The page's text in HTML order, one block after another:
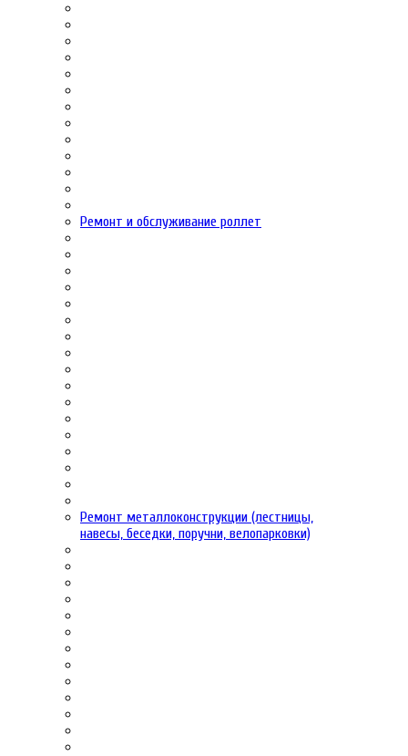
Ремонт и обслуживание роллет
Ремонт металлоконструкции (лестницы,
навесы, беседки, поручни, велопарковки)